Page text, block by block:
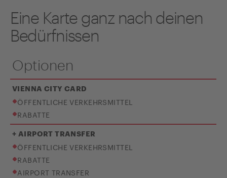
Eine Karte ganz nach deinen
Bedürfnissen
Optionen
VIENNA CITY CARD
ÖFFENTLICHE VERKEHRSMITTEL
RABATTE
+ AIRPORT TRANSFER
ÖFFENTLICHE VERKEHRSMITTEL
RABATTE
AIRPORT TRANSFER